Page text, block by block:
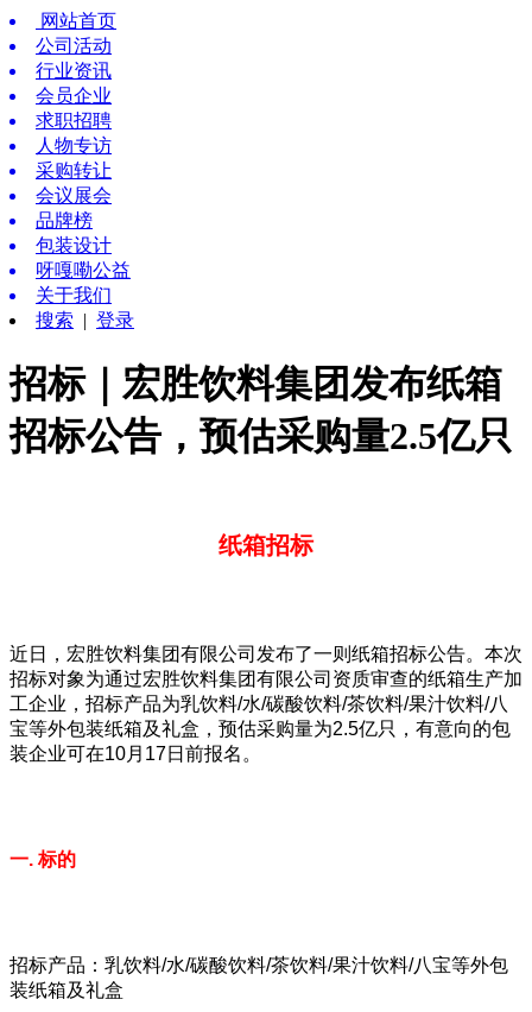
网站首页
公司活动
行业资讯
会员企业
求职招聘
人物专访
采购转让
会议展会
品牌榜
包装设计
呀嘎嘞公益
关于我们
搜索 | 登录
招标｜宏胜饮料集团发布纸箱
招标公告，预估采购量2.5亿只
纸箱招标
近日，宏胜饮料集团有限公司发布了一则纸箱招标公告。本次
招标对象为通过宏胜饮料集团有限公司资质审查的纸箱生产加
工企业，招标产品为乳饮料/水/碳酸饮料/茶饮料/果汁饮料/八
宝等外包装纸箱及礼盒，预估采购量为2.5亿只，有意向的包
装企业可在10月17日前报名。
一. 标的
招标产品：乳饮料/水/碳酸饮料/茶饮料/果汁饮料/八宝等外包
装纸箱及礼盒